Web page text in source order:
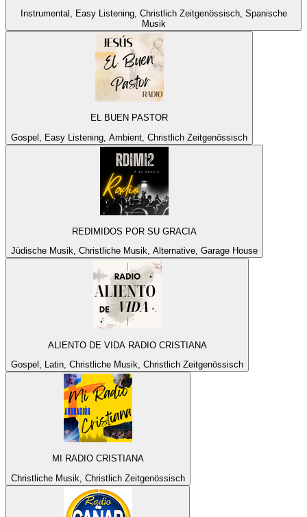
Instrumental, Easy Listening, Christlich Zeitgenössisch, Spanische
Musik
EL BUEN PASTOR
Gospel, Easy Listening, Ambient, Christlich Zeitgenössisch
REDIMIDOS POR SU GRACIA
Jüdische Musik, Christliche Musik, Alternative, Garage House
ALIENTO DE VIDA RADIO CRISTIANA
Gospel, Latin, Christliche Musik, Christlich Zeitgenössisch
MI RADIO CRISTIANA
Christliche Musik, Christlich Zeitgenössisch